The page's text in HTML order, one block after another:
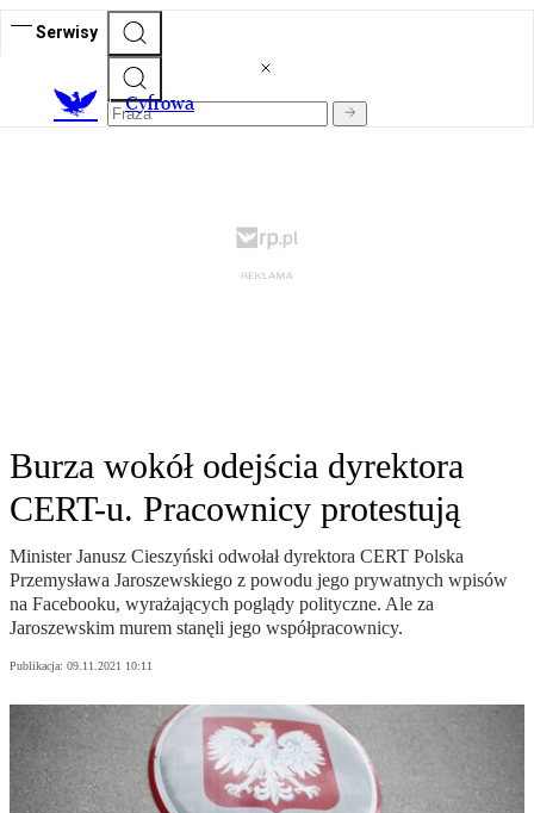
Serwisy
Cyfrowa
Burza wokół odejścia dyrektora
CERT-u. Pracownicy protestują
Minister Janusz Cieszyński odwołał dyrektora CERT Polska
Przemysława Jaroszewskiego z powodu jego prywatnych wpisów
na Facebooku, wyrażających poglądy polityczne. Ale za
Jaroszewskim murem stanęli jego współpracownicy.
Publikacja: 09.11.2021 10:11